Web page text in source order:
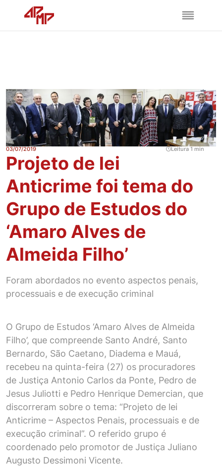
03/07/2019 Leitura 1 min
Projeto de lei
Anticrime foi tema do
Grupo de Estudos do
‘Amaro Alves de
Almeida Filho’
Foram abordados no evento aspectos penais,
processuais e de execução criminal
O Grupo de Estudos ‘Amaro Alves de Almeida
Filho’, que compreende Santo André, Santo
Bernardo, São Caetano, Diadema e Mauá,
recebeu na quinta-feira (27) os procuradores
de Justiça Antonio Carlos da Ponte, Pedro de
Jesus Juliotti e Pedro Henrique Demercian, que
discorreram sobre o tema: “Projeto de lei
Anticrime – Aspectos Penais, processuais e de
execução criminal”. O referido grupo é
coordenado pelo promotor de Justiça Juliano
Augusto Dessimoni Vicente.